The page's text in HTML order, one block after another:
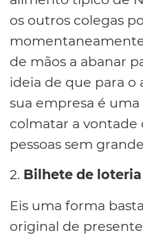
os outros colegas
de mãos a abanar
ideia de que para o
sua empresa é
colmatar a vontade
pessoas sem
2. Bilhete de loteria
Eis uma forma
original de